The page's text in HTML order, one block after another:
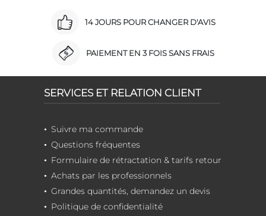
14 JOURS POUR CHANGER D'AVIS
PAIEMENT EN 3 FOIS SANS FRAIS
SERVICES ET RELATION CLIENT
Suivre ma commande
Questions fréquentes
Formulaire de rétractation & tarifs retour
Achats par les professionnels
Grandes quantités, demandez un devis
Politique de confidentialité